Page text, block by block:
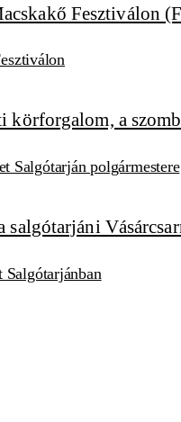
Salgótarján polgármestere